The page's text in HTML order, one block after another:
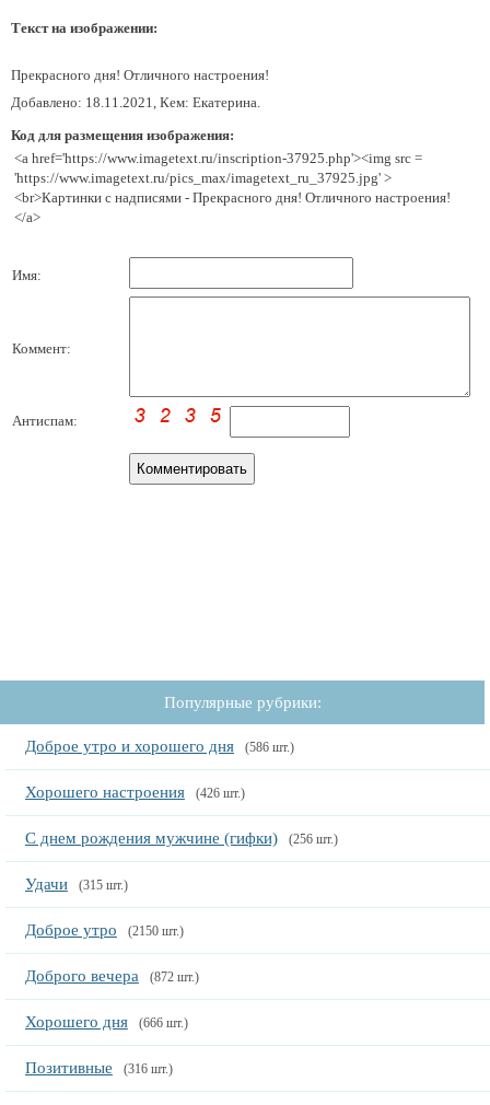
Текст на изображении:
Прекрасного дня! Отличного настроения!
Добавлено: 18.11.2021, Кем: Екатерина.
Код для размещения изображения:
<a href='https://www.imagetext.ru/inscription-37925.php'><img src =
'https://www.imagetext.ru/pics_max/imagetext_ru_37925.jpg' >
<br>Картинки с надписями - Прекрасного дня! Отличного настроения!
</a>
Имя:
Коммент:
Антиспам:
Популярные рубрики:
Доброе утро и хорошего дня (586 шт.)
Хорошего настроения (426 шт.)
С днем рождения мужчине (гифки) (256 шт.)
Удачи (315 шт.)
Доброе утро (2150 шт.)
Доброго вечера (872 шт.)
Хорошего дня (666 шт.)
Позитивные (316 шт.)